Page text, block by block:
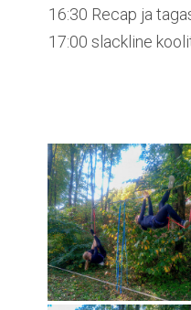
16:30 Recap ja
17:00 slackline